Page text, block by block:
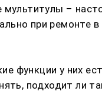
мультитулы –
при ремонте в
функции у них
подходит ли